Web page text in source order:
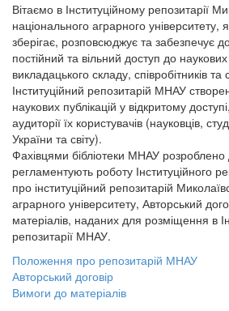
Вітаємо в Інституційному репозитарії
національного аграрного університету,
зберігає, розповсюджує та забезпечує
постійний та вільний доступ до
викладацького складу, співробітників та
Інституційний репозитарій МНАУ
наукових публікацій у відкритому
аудиторії їх користувачів (науковців,
України та світу).
Фахівцями бібліотеки МНАУ розроблено
регламентують роботу Інституційного
про інституційний репозитарій
аграрного університету, Авторський
матеріалів, наданих для розміщення в
репозитарії МНАУ.
Положення про репозитарій МНАУ
Авторський договір
Вимоги до матеріалів